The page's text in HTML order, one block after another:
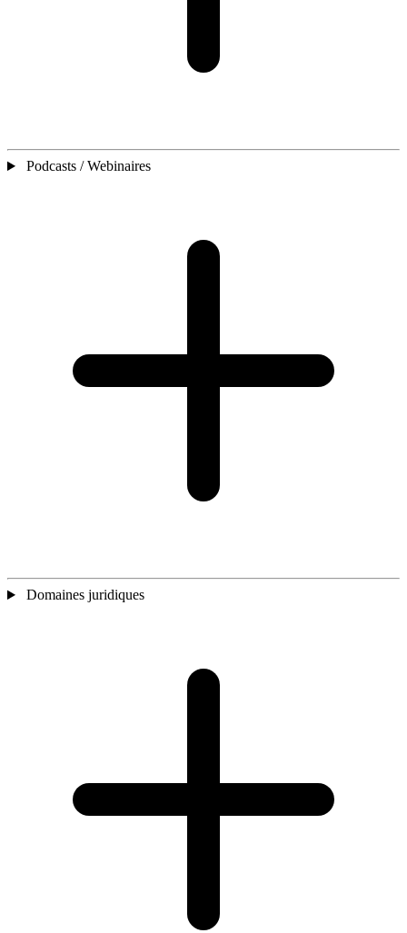
Podcasts / Webinaires
Domaines juridiques